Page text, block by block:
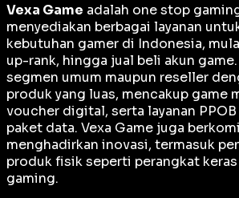
Vexa Game adalah one stop
menyediakan berbagai layanan
kebutuhan gamer di Indonesia,
up-rank, hingga jual beli akun
segmen umum maupun reseller
produk yang luas, mencakup game
voucher digital, serta layanan
paket data. Vexa Game juga
menghadirkan inovasi, termasuk
produk fisik seperti perangkat
gaming.